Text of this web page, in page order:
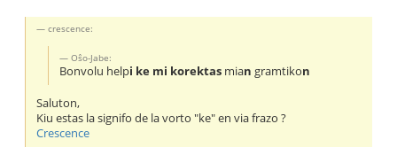
crescence:
Oŝo-Jabe:
Bonvolu helpi ke mi korektas mian gramtikon
Saluton,
Kiu estas la signifo de la vorto "ke" en via frazo ?
Crescence